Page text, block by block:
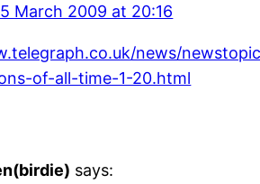
March 2009 at 20:16
news/
of-all-time-1-20.html
says: